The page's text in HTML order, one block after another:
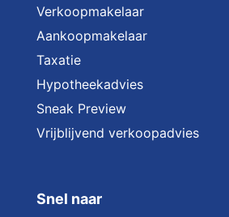
Verkoopmakelaar
Aankoopmakelaar
Taxatie
Hypotheekadvies
Sneak Preview
Vrijblijvend verkoopadvies
Snel naar